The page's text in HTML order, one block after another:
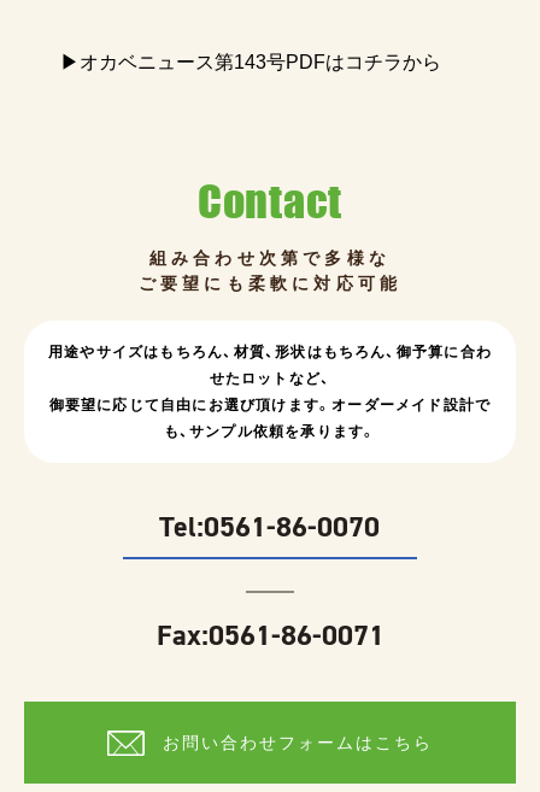
▶︎オカベニュース第143号PDFはコチラから
Contact
組み合わせ次第で多様な
ご要望にも柔軟に対応可能
用途やサイズはもちろん、 材質、形状はもちろん、 御予算に合わ
せたロットなど、
御要望に応じて自由にお選び頂けます。オーダーメイド設計で
も、サンプル依頼を承ります。
Tel:0561-86-0070
Fax:0561-86-0071
お問い合わせフォームはこちら